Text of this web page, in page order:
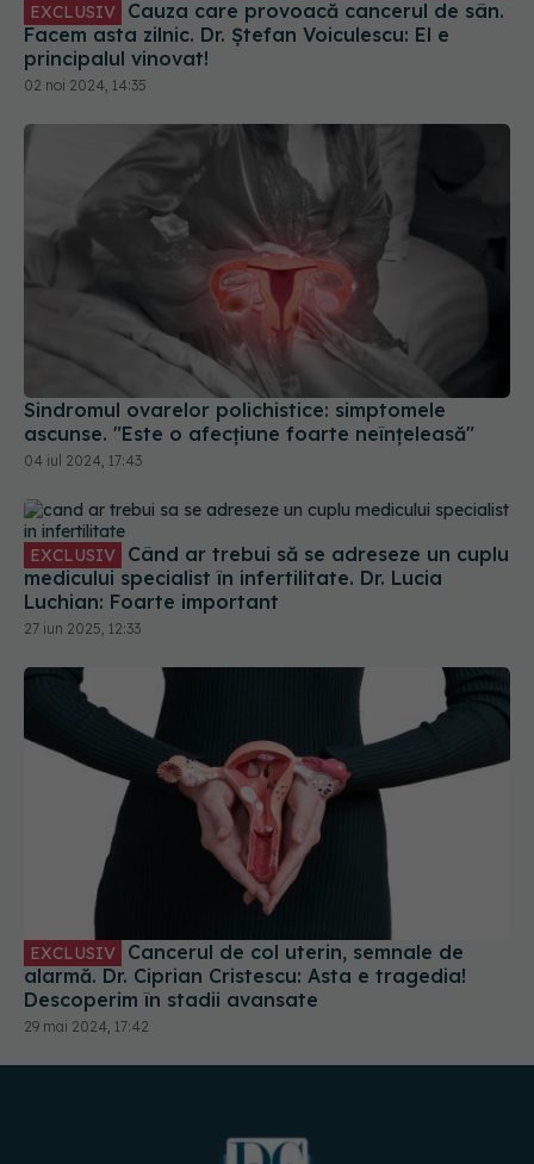
EXCLUSIV
Facem asta zilnic. Dr. Ștefan Voiculescu: El e
principalul vinovat!
02 noi 2024, 14:35
Sindromul ovarelor polichistice: simptomele
ascunse. "Este o afecțiune foarte neînțeleasă"
04 iul 2024, 17:43
EXCLUSIV
medicului specialist în infertilitate. Dr. Lucia
Luchian: Foarte important
27 iun 2025, 12:33
EXCLUSIV
alarmă. Dr. Ciprian Cristescu: Asta e tragedia!
Descoperim în stadii avansate
29 mai 2024, 17:42